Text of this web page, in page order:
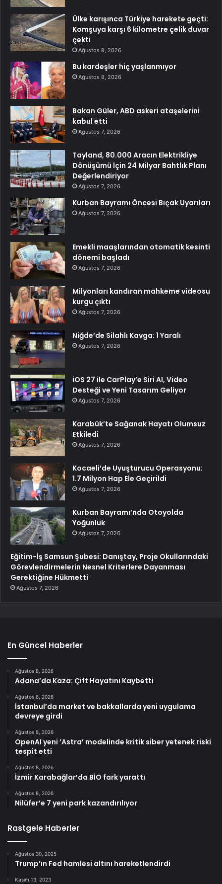
Ülke karışınca Türkiye harekete geçti:
Komşuya karşı 6 kilometre çelik duvar
çekti
Ağustos 8, 2026
Bu kardeşler hiç yaşlanmıyor
Ağustos 8, 2026
Bakan Güler, ABD askeri ataşelerini
kabul etti
Ağustos 7, 2026
Tayland, 80.000 Aracın Elektrikliye
Dönüşümü İçin 24 Milyar Bahtlık Planı
Değerlendiriyor
Ağustos 7, 2026
Kurban Bayramı Öncesi Bıçak Uyarıları
Ağustos 7, 2026
Emekli maaşlarından otomatik kesinti
dönemi başladı
Ağustos 7, 2026
Milyonları kandıran mahkeme videosu
kurgu çıktı
Ağustos 7, 2026
Niğde’de Silahlı Kavga: 1 Yaralı
Ağustos 7, 2026
iOS 27 ile CarPlay’e Siri AI, Video
Desteği ve Yeni Tasarım Geliyor
Ağustos 7, 2026
Karabük’te Sağanak Hayatı Olumsuz
Etkiledi
Ağustos 7, 2026
Kocaeli’de Uyuşturucu Operasyonu:
1.7 Milyon Hap Ele Geçirildi
Ağustos 7, 2026
Kurban Bayramı’nda Otoyolda
Yoğunluk
Ağustos 7, 2026
Eğitim-İş Samsun Şubesi: Danıştay, Proje Okullarındaki
Görevlendirmelerin Nesnel Kriterlere Dayanması
Gerektiğine Hükmetti
Ağustos 7, 2026
En Güncel Haberler
Ağustos 8, 2026
Adana’da Kaza: Çift Hayatını Kaybetti
Ağustos 8, 2026
İstanbul’da market ve bakkallarda yeni uygulama
devreye girdi
Ağustos 8, 2026
OpenAI yeni ’Astra’ modelinde kritik siber yetenek riski
tespit etti
Ağustos 8, 2026
İzmir Karabağlar’da BİO fark yarattı
Ağustos 8, 2026
Nilüfer’e 7 yeni park kazandırılıyor
Rastgele Haberler
Ağustos 30, 2025
Trump’ın Fed hamlesi altını hareketlendirdi
Kasım 13, 2023